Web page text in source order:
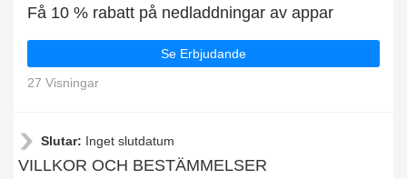
Få 10 % rabatt på nedladdningar av appar
Se Erbjudande
27 Visningar
Slutar: Inget slutdatum
VILLKOR OCH BESTÄMMELSER